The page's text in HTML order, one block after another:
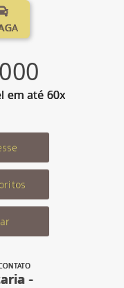
em até 60x
-